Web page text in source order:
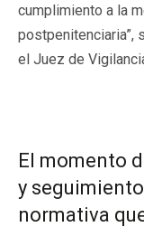
cumplimiento a la
postpenitenciaria”,
el Juez de
El momento
y
normativa